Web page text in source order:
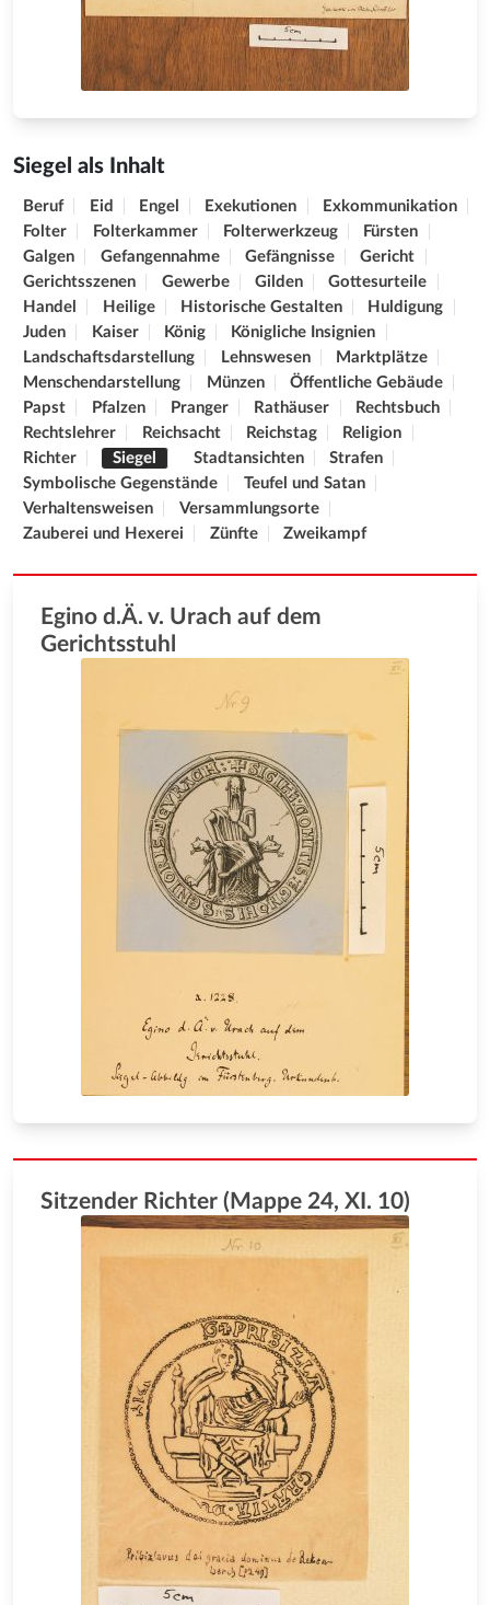
Siegel als Inhalt
Beruf Eid Engel Exekutionen
Exkommunikation
Folter
Folterkammer Folterwerkzeug
Fürsten
Galgen
Gefangennahme Gefängnisse
Gericht
Gerichtsszenen
Gewerbe Gilden
Gottesurteile
Handel
Heilige Historische Gestalten
Huldigung
Juden
Kaiser König
Königliche Insignien
Landschaftsdarstellung
Lehnswesen
Marktplätze
Menschendarstellung
Münzen
Öffentliche Gebäude
Papst
Pfalzen Pranger Rathäuser
Rechtsbuch
Rechtslehrer
Reichsacht Reichstag
Religion
Richter
Siegel Stadtansichten
Strafen
Symbolische Gegenstände
Teufel und Satan
Verhaltensweisen
Versammlungsorte
Zauberei und Hexerei
Zünfte Zweikampf
Egino d.Ä. v. Urach auf dem
Gerichtsstuhl
Sitzender Richter (Mappe 24, XI. 10)